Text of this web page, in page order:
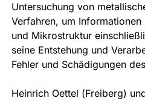
Untersuchung von
Verfahren, um
und Mikrostruktur
seine Entstehung und
Fehler und Schädigungen
Heinrich Oettel (Freiberg)